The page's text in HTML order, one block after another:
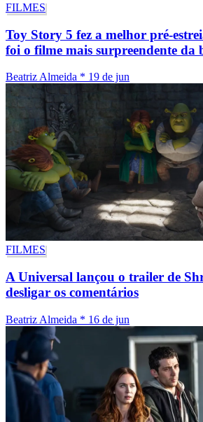
FILMES
Toy Story 5 fez a melhor pré-
foi o filme mais surpreendente da
Beatriz Almeida * 19 de jun
FILMES
A Universal lançou o trailer de
desligar os comentários
Beatriz Almeida * 16 de jun